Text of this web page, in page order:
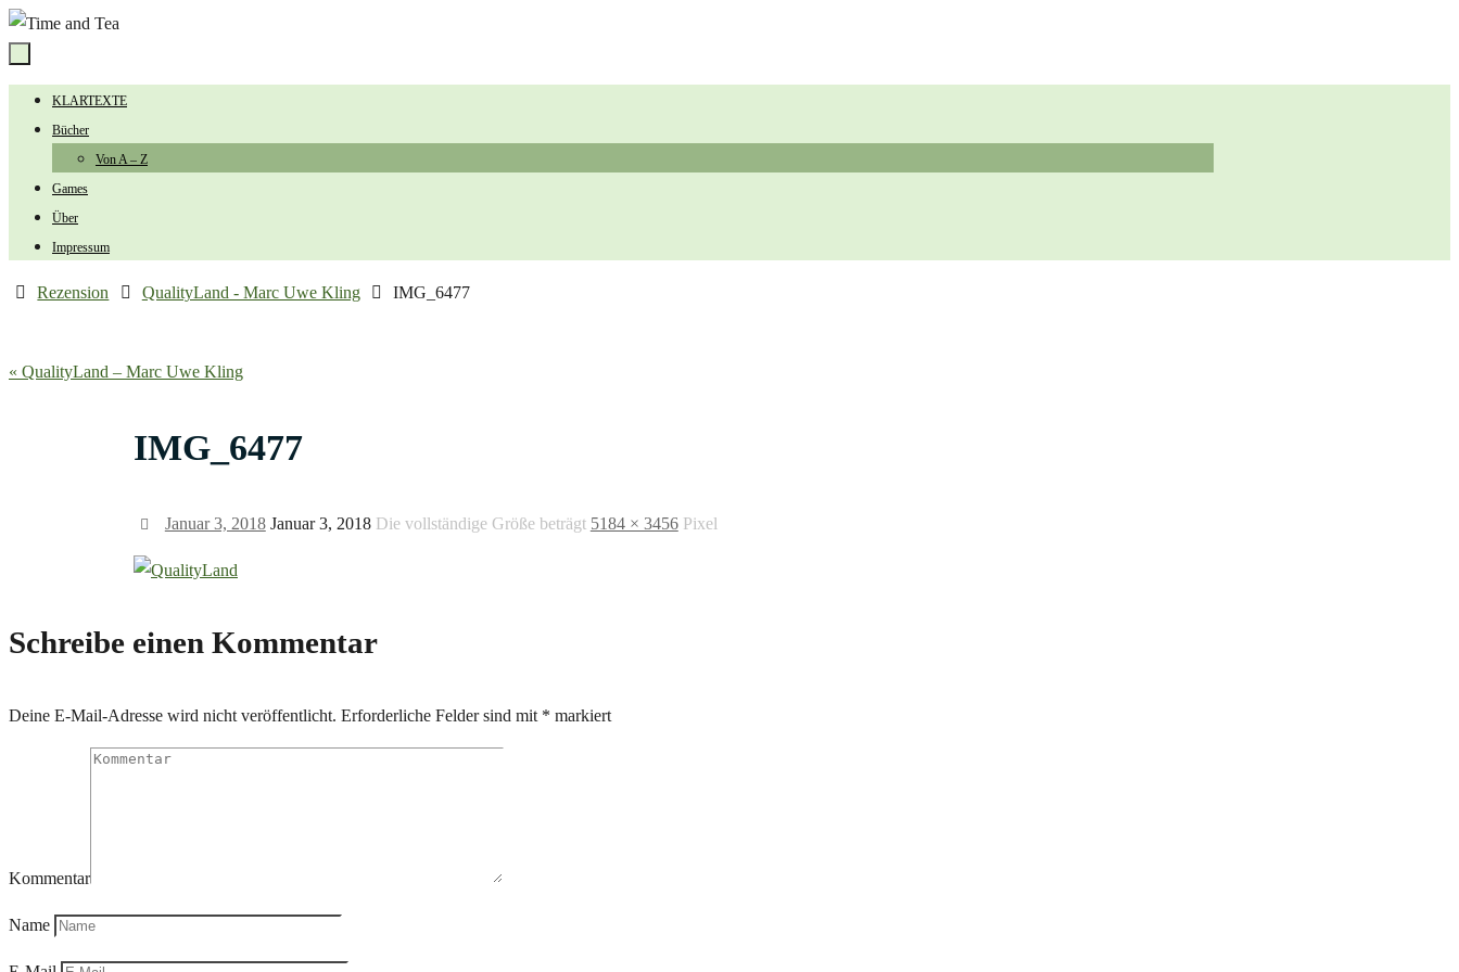
Zum
springen
Zum
Inhalt
KLARTEXTE
Bücher
Von A – Z
Games
Über
Impressum
StartRezension QualityLand - Marc Uwe Kling IMG_6477
« QualityLand – Marc Uwe Kling
IMG_6477
Januar 3, 2018 Januar 3, 2018 Die vollständige Größe beträgt 5184 × 3456Pixel
Schreibe einen Kommentar
Deine E-Mail-Adresse wird nicht veröffentlicht. Erforderliche Felder sind mit * markiert
Kommentar
Name